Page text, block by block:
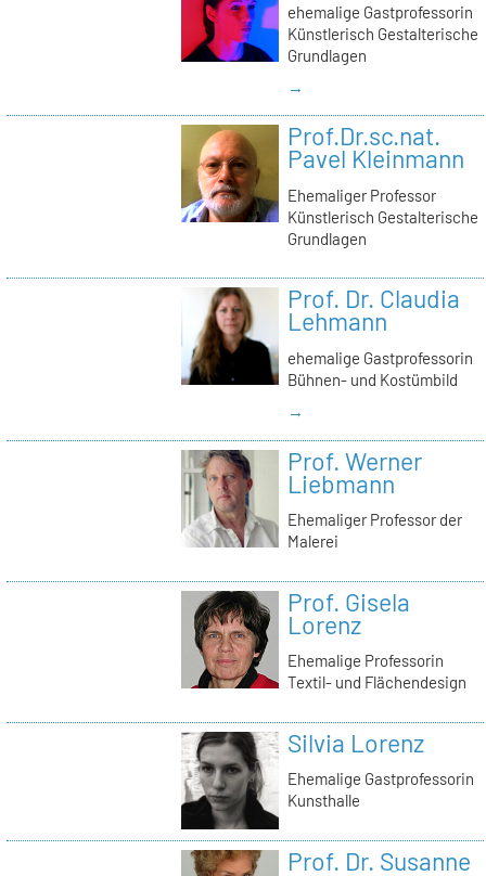
ehemalige Gastprofessorin
Künstlerisch Gestalterische
Grundlagen
→
Prof.Dr.sc.nat.
Pavel Kleinmann
Ehemaliger Professor
Künstlerisch Gestalterische
Grundlagen
Prof. Dr. Claudia
Lehmann
ehemalige Gastprofessorin
Bühnen- und Kostümbild
→
Prof. Werner
Liebmann
Ehemaliger Professor der
Malerei
Prof. Gisela
Lorenz
Ehemalige Professorin
Textil- und Flächendesign
Silvia Lorenz
Ehemalige Gastprofessorin
Kunsthalle
Prof. Dr. Susanne